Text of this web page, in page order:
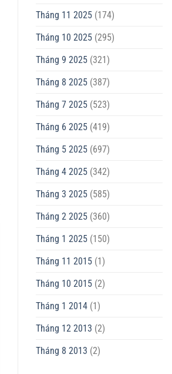
Tháng 11 2025(174)
Tháng 10 2025(295)
Tháng 9 2025(321)
Tháng 8 2025(387)
Tháng 7 2025(523)
Tháng 6 2025(419)
Tháng 5 2025(697)
Tháng 4 2025(342)
Tháng 3 2025(585)
Tháng 2 2025(360)
Tháng 1 2025(150)
Tháng 11 2015(1)
Tháng 10 2015(2)
Tháng 1 2014(1)
Tháng 12 2013 (2)
Tháng 8 2013 (2)